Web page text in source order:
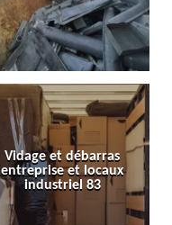
Vidage et débarras
entreprise et locaux
industriel 83